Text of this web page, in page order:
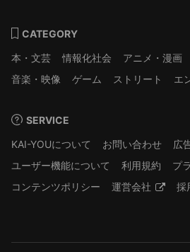
CATEGORY
本・文芸
情報化社会 アニメ・漫画
音楽・映像
ゲーム ストリート エ
SERVICE
KAI-YOUについて
お問い合わせ
広
ユーザー機能について
利用規約
プ
コンテンツポリシー
運営会社 採